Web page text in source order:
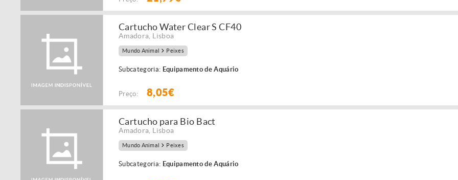
Cartucho Water Clear S CF40
Amadora Lisboa
Mundo Animal Peixes
Subcategoria: Equipamento de Aquário
Preço: 8,05€
Cartucho para Bio Bact
Amadora Lisboa
Mundo Animal Peixes
Subcategoria: Equipamento de Aquário